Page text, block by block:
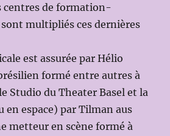
centres de formation-
multipliés ces dernières
est assurée par Hélio
formé entre autres à
Studio du Theater Basel et la
en espace) par Tilman aus
metteur en scène formé à